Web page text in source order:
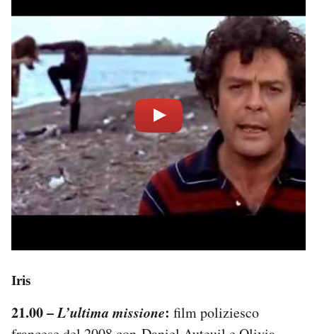
Iris
21.00 –L’ultima missione: film poliziesco